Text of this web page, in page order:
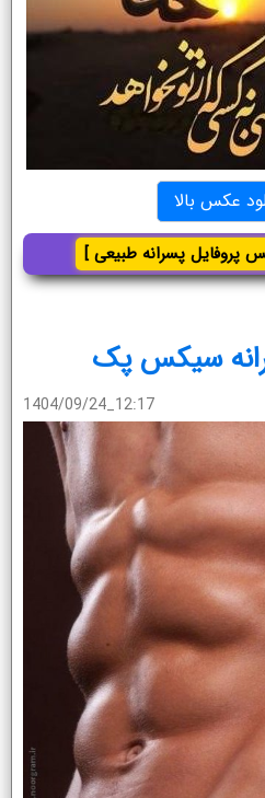
عکس بالا
پروفایل پسرانه طبیعی ]
سیکس پک
1404/09/24_12:17